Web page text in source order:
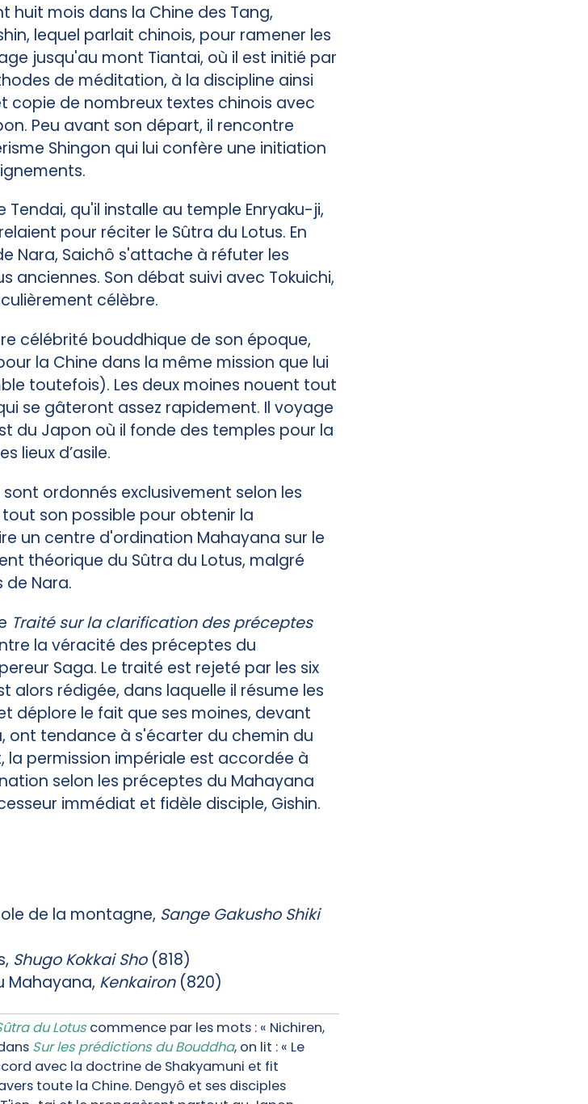
huit mois dans la Chine des Tang,
lequel parlait chinois, pour ramener les
jusqu'au mont Tiantai, où il est initié par
de méditation, à la discipline ainsi
copie de nombreux textes chinois avec
Peu avant son départ, il rencontre
Shingon qui lui confère une initiation
qu'il installe au temple Enryaku-ji,
pour réciter le Sûtra du Lotus. En
Nara, Saichô s'attache à réfuter les
anciennes. Son débat suivi avec Tokuichi,
célèbre.
célébrité bouddhique de son époque,
la Chine dans la même mission que lui
toutefois). Les deux moines nouent tout
se gâteront assez rapidement. Il voyage
du Japon où il fonde des temples pour la
lieux d’asile.
ordonnés exclusivement selon les
son possible pour obtenir la
un centre d'ordination Mahayana sur le
théorique du Sûtra du Lotus, malgré
Nara.
Traité sur la clarification des préceptes
la véracité des préceptes du
Saga. Le traité est rejeté par les six
alors rédigée, dans laquelle il résume les
déplore le fait que ses moines, devant
ont tendance à s'écarter du chemin du
la permission impériale est accordée à
selon les préceptes du Mahayana
immédiat et fidèle disciple, Gishin.
de la montagne, Sange Gakusho Shiki
Shugo Kokkai Sho(818)
Mahayana, Kenkairon(820)
du Lotuscommence par les mots : « Nichiren,
Sur les prédictions du Bouddha, on lit : « Le
avec la doctrine de Shakyamuni et fit
toute la Chine. Dengyô et ses disciples